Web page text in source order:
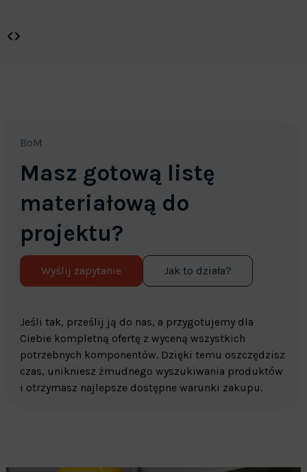
BoM
Masz gotową listę
materiałową do
projektu?
Wyślij zapytanie Jak to działa?
Jeśli tak, prześlij ją do nas, a przygotujemy dla
Ciebie kompletną ofertę z wyceną wszystkich
potrzebnych komponentów. Dzięki temu oszczędzisz
czas, unikniesz żmudnego wyszukiwania produktów
i otrzymasz najlepsze dostępne warunki zakupu.